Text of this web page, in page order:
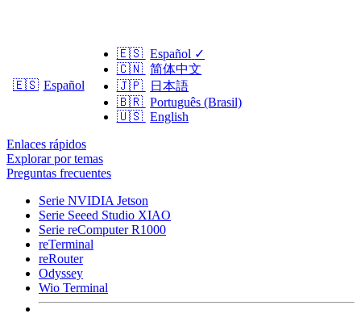
🇪🇸 Español
🇪🇸 Español ✓
🇨🇳 简体中文
🇯🇵
日本語
🇧🇷 Português (Brasil)
🇺🇸 English
Enlaces rápidos
Explorar por temas
Preguntas frecuentes
Serie NVIDIA Jetson
Serie Seeed Studio XIAO
Serie reComputer R1000
reTerminal
reRouter
Odyssey
Wio Terminal